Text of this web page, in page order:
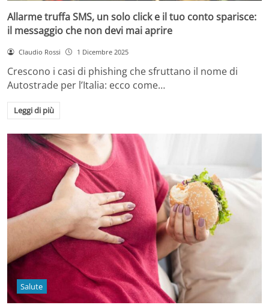
Allarme truffa SMS, un solo click e il tuo conto sparisce:
il messaggio che non devi mai aprire
Claudio Rossi 1 Dicembre 2025
Crescono i casi di phishing che sfruttano il nome di
Autostrade per l’Italia: ecco come…
Leggi di più
Salute